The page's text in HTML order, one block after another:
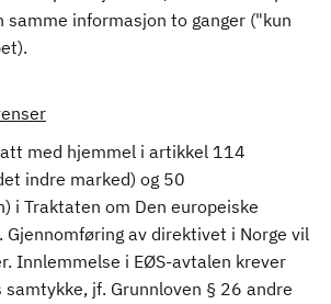
samme informasjon to ganger ("kun
med hjemmel i artikkel 114
indre marked) og 50
i Traktaten om Den europeiske
Gjennomføring av direktivet i Norge vil
Innlemmelse i EØS-avtalen krever
jf. Grunnloven § 26 andre